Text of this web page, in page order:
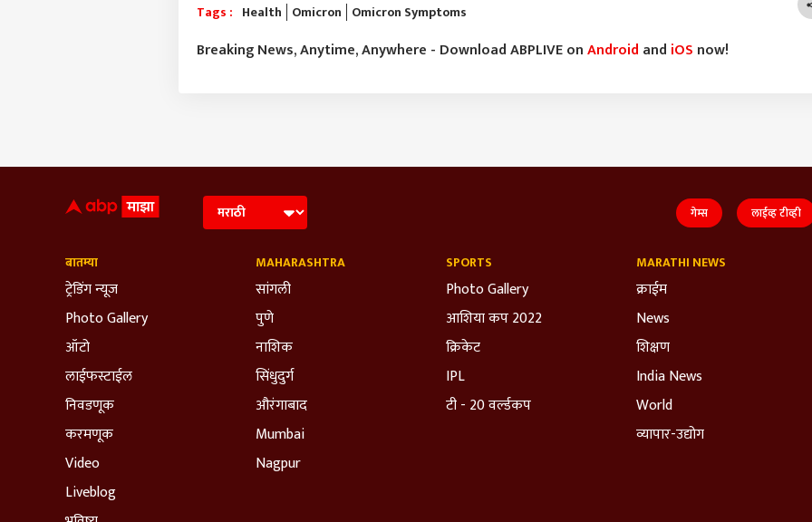
Tags : Health Omicron Omicron Symptoms
Breaking News, Anytime, Anywhere - Download ABPLIVE onAndroid and iOS now!
गेम्स लाईव्ह टीव्ही
बातम्या
ट्रेडिंग न्यूज
Photo Gallery
ऑटो
लाईफस्टाईल
निवडणूक
करमणूक
Video
Liveblog
MAHARASHTRA
सांगली
पुणे
नाशिक
सिंधुदुर्ग
औरंगाबाद
Mumbai
Nagpur
SPORTS
Photo Gallery
आशिया कप 2022
क्रिकेट
IPL
टी - 20 वर्ल्डकप
MARATHI NEWS
क्राईम
News
शिक्षण
India News
World
व्यापार-उद्योग